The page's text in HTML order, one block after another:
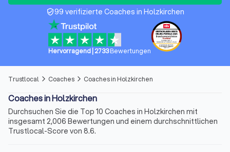
verified_user99 verifizierte Coaches in Holzkirchen
Hervorragend| 2733 Bewertungen
Trustlocal arrow_forward_ios Coaches arrow_forward_ios Coaches in Holzkirchen
Coaches in Holzkirchen
Durchsuchen Sie die Top 10 Coaches in Holzkirchen mit
insgesamt 2,006 Bewertungen und einem durchschnittlichen
Trustlocal-Score von 8.6.